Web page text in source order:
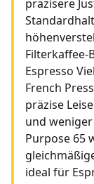
präzisere
Filterkaffee-
Espresso
French
präzise
und
Purpose 65
ideal für